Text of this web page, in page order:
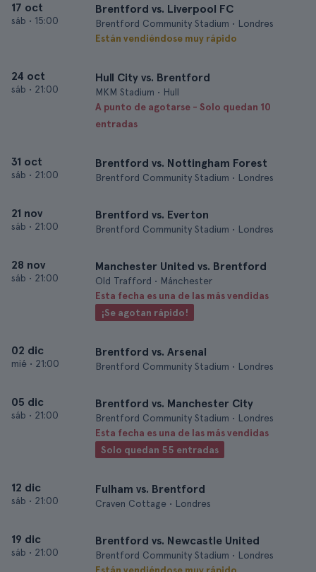
17 oct
sáb • 15:00
Brentford vs. Liverpool FC
Brentford Community Stadium • Londres
Están vendiéndose muy rápido
24 oct
sáb • 21:00
Hull City vs. Brentford
MKM Stadium • Hull
A punto de agotarse - Solo quedan 10
entradas
31 oct
sáb • 21:00
Brentford vs. Nottingham Forest
Brentford Community Stadium • Londres
21 nov
sáb • 21:00
Brentford vs. Everton
Brentford Community Stadium • Londres
28 nov
sáb • 21:00
Manchester United vs. Brentford
Old Trafford • Mánchester
Esta fecha es una de las más vendidas
¡Se agotan rápido!
02 dic
mié • 21:00
Brentford vs. Arsenal
Brentford Community Stadium • Londres
05 dic
sáb • 21:00
Brentford vs. Manchester City
Brentford Community Stadium • Londres
Esta fecha es una de las más vendidas
Solo quedan 55 entradas
12 dic
sáb • 21:00
Fulham vs. Brentford
Craven Cottage • Londres
19 dic
sáb • 21:00
Brentford vs. Newcastle United
Brentford Community Stadium • Londres